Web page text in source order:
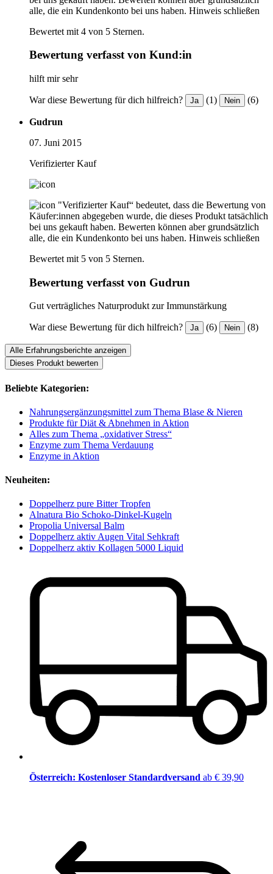
alle, die ein Kundenkonto bei uns haben. Hinweis schließen
Bewertet mit 4 von 5 Sternen.
Bewertung verfasst von Kund:in
hilft mir sehr
War diese Bewertung für dich hilfreich? Ja (1) Nein (6)
Gudrun
07. Juni 2015
Verifizierter Kauf
"Verifizierter Kauf“ bedeutet, dass die Bewertung von
Käufer:innen abgegeben wurde, die dieses Produkt tatsächlich
bei uns gekauft haben. Bewerten können aber grundsätzlich
alle, die ein Kundenkonto bei uns haben. Hinweis schließen
Bewertet mit 5 von 5 Sternen.
Bewertung verfasst von Gudrun
Gut verträgliches Naturprodukt zur Immunstärkung
War diese Bewertung für dich hilfreich? Ja (6) Nein (8)
Alle Erfahrungsberichte anzeigen
Dieses Produkt bewerten
Beliebte Kategorien:
Nahrungsergänzungsmittel zum Thema Blase & Nieren
Produkte für Diät & Abnehmen in Aktion
Alles zum Thema „oxidativer Stress“
Enzyme zum Thema Verdauung
Enzyme in Aktion
Neuheiten:
Doppelherz pure Bitter Tropfen
Alnatura Bio Schoko-Dinkel-Kugeln
Propolia Universal Balm
Doppelherz aktiv Augen Vital Sehkraft
Doppelherz aktiv Kollagen 5000 Liquid
Österreich: Kostenloser Standardversand ab € 39,90